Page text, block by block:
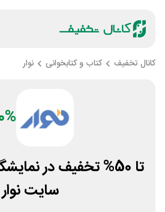
کانال تخفیف کتاب و کتابخوانی نوار
تا 50% تخفیف در
سایت نوار